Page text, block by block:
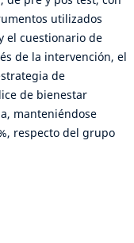
utilizados
el cuestionario de
de la intervención, el
de
de bienestar
manteniéndose
respecto del grupo